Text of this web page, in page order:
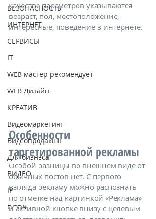
БЕЗОПАСНОСТЬ
ИНТЕРНЕТ
СЕРВИСЫ
IT
WEB мастер рекомендует
WEB Дизайн
КРЕАТИВ
Видеомаркетинг
Видеопродакшн
Для бизнеса
ВИДЕО
IP
אתרים
качестве параметров указываются
возраст, пол, местоположение,
интересные, поведение в интернете.
Особенности
таргетированной рекламы
Особой разницы во внешнем виде от
обычных постов нет. С первого
взгляда рекламу можно распознать
по отметке над картинкой «Реклама»
и активной кнопке внизу с целевым